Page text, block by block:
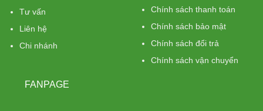
Tư vấn
Liên hệ
Chi nhánh
Chính sách thanh toán
Chính sách bảo mật
Chính sách đổi trả
Chính sách vận chuyển
FANPAGE